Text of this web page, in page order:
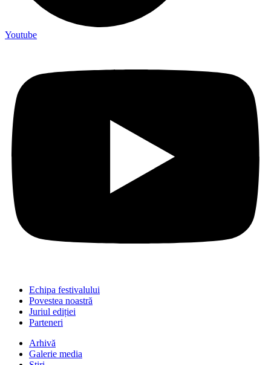
Youtube
Echipa festivalului
Povestea noastră
Juriul ediției
Parteneri
Arhivă
Galerie media